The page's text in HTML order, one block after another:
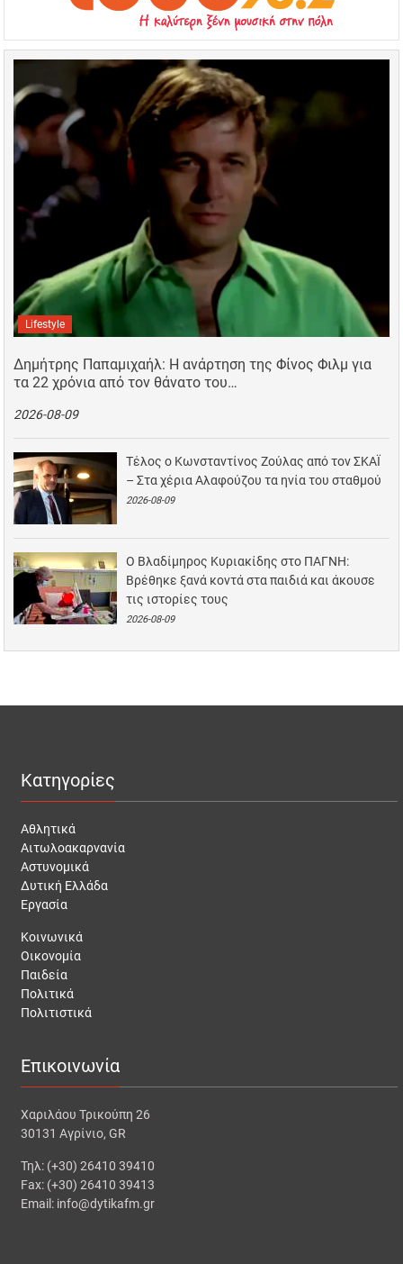
Lifestyle
Δημήτρης Παπαμιχαήλ: Η ανάρτηση της Φίνος Φιλμ για
τα 22 χρόνια από τον θάνατο του…
2026-08-09
Τέλος ο Κωνσταντίνος Ζούλας από τον ΣΚΑΪ
– Στα χέρια Αλαφούζου τα ηνία του σταθμού
2026-08-09
Ο Βλαδίμηρος Κυριακίδης στο ΠΑΓΝΗ:
Βρέθηκε ξανά κοντά στα παιδιά και άκουσε
τις ιστορίες τους
2026-08-09
Κατηγορίες
Αθλητικά
Αιτωλοακαρνανία
Αστυνομικά
Δυτική Ελλάδα
Εργασία
Κοινωνικά
Οικονομία
Παιδεία
Πολιτικά
Πολιτιστικά
Επικοινωνία
Χαριλάου Τρικούπη 26
30131 Αγρίνιο, GR
Τηλ: (+30) 26410 39410
Fax: (+30) 26410 39413
Email: info@dytikafm.gr